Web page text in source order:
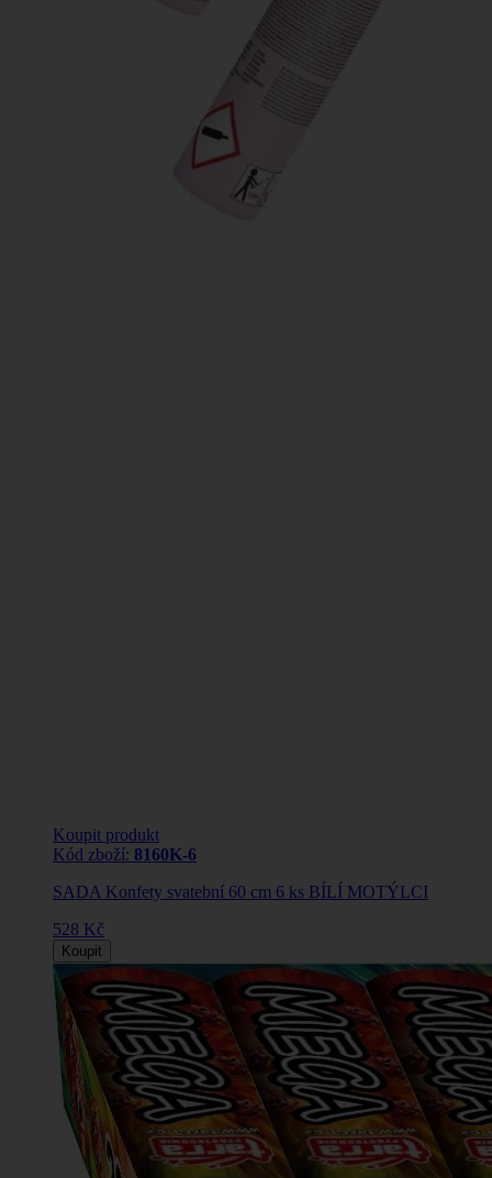
Koupit produkt
Kód zboží: 8160K-6
SADA Konfety svatební 60 cm 6 ks BÍLÍ MOTÝLCI
528 Kč
Koupit